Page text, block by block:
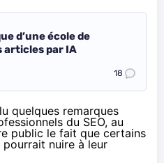
d’une école de
articles par IA
18
quelques remarques
du SEO, au
public le fait que certains
nuire à leur